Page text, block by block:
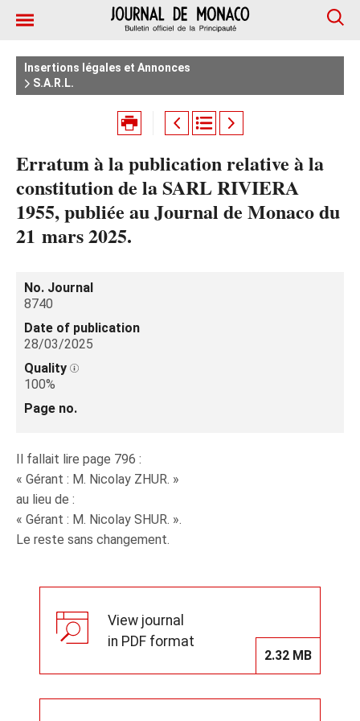
Insertions légales et Annonces
S.A.R.L.
Erratum à la publication relative à la
constitution de la SARL RIVIERA
1955, publiée au Journal de Monaco du
21 mars 2025.
No. Journal
8740
Date of publication
28/03/2025
Quality
100%
Page no.
Il fallait lire page 796 :
« Gérant : M. Nicolay ZHUR. »
au lieu de :
« Gérant : M. Nicolay SHUR. ».
Le reste sans changement.
View journal
in PDF format
2.32 MB